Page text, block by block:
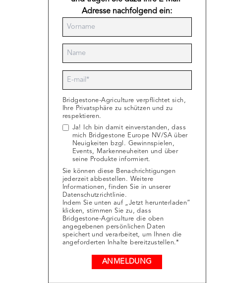
Adresse nachfolgend ein:
Bridgestone-Agriculture verpflichtet sich,
Ihre Privatsphäre zu schützen und zu
respektieren.
Ja! Ich bin damit einverstanden, dass
mich Bridgestone Europe NV/SA über
Neuigkeiten bzgl. Gewinnspielen,
Events, Markenneuheiten und über
seine Produkte informiert.
Sie können diese Benachrichtigungen
jederzeit abbestellen. Weitere
Informationen, finden Sie in unserer
Datenschutzrichtlinie.
Indem Sie unten auf „Jetzt herunterladen“
klicken, stimmen Sie zu, dass
Bridgestone-Agriculture die oben
angegebenen persönlichen Daten
speichert und verarbeitet, um Ihnen die
angeforderten Inhalte bereitzustellen.*